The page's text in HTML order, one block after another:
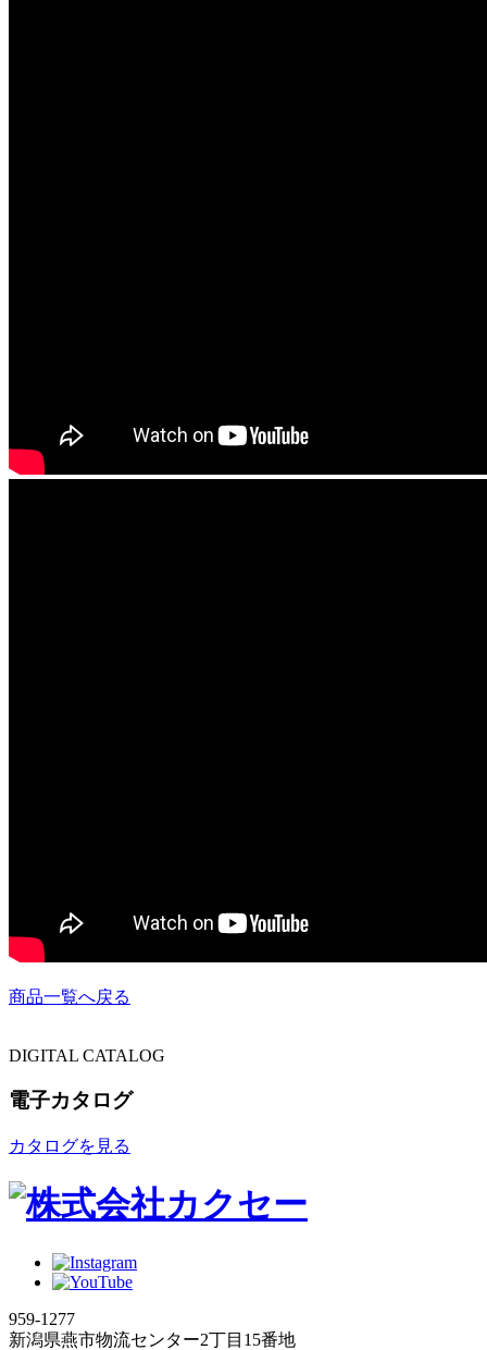
商品一覧へ戻る
DIGITAL CATALOG
電子カタログ
カタログを見る
959-1277
新潟県燕市物流センター2丁目15番地